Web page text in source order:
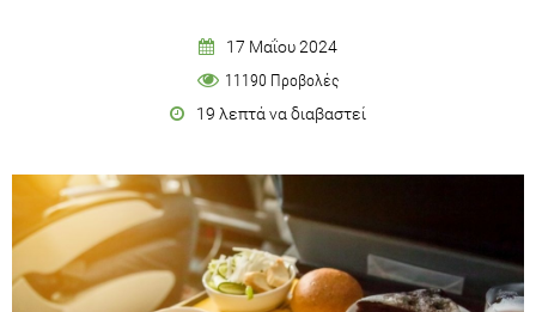
17 Μαΐου 2024
11190 Προβολές
19 λεπτά να διαβαστεί